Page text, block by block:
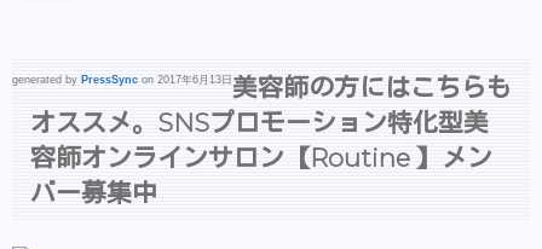
generated by PressSync on 2017年6月13日 美容師の方にはこちらも
オススメ。SNSプロモーション特化型美
容師オンラインサロン【Routine 】メン
バー募集中